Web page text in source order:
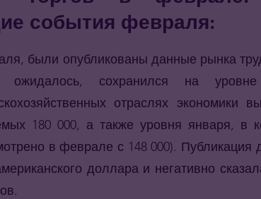
события февраля:
были опубликованы данные рынка
сохранился на
отраслях
180 000, а также уровня января, в
в феврале с 148 000). Публикация
доллара и негативно